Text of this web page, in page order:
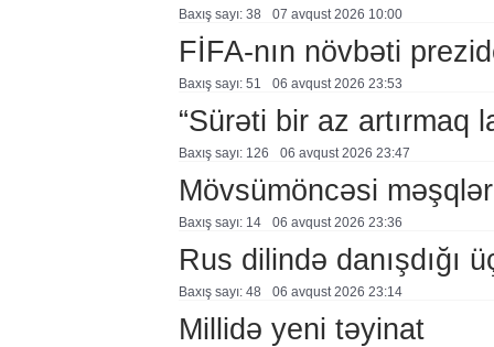
Baxış sayı: 38 07 avqust 2026 10:00
FİFA-nın növbəti
Baxış sayı: 51 06 avqust 2026 23:53
“Sürəti bir az artırmaq
Baxış sayı: 126 06 avqust 2026 23:47
Mövsümöncəsi
Baxış sayı: 14 06 avqust 2026 23:36
Rus dilində danışdığı
Baxış sayı: 48 06 avqust 2026 23:14
Millidə yeni təyinat